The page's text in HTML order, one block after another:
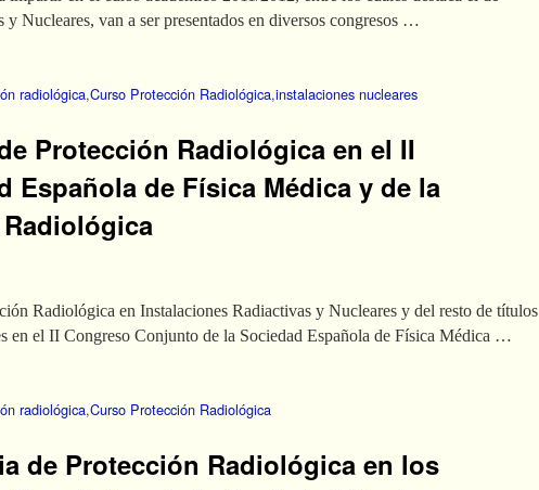
Nucleares, van a ser presentados en diversos congresos …
radiológica,Curso Protección Radiológica,instalaciones nucleares
Protección Radiológica en el II
Española de Física Médica y de la
Radiológica en Instalaciones Radiactivas y Nucleares y del resto de títulos
en el II Congreso Conjunto de la Sociedad Española de Física Médica …
radiológica,Curso Protección Radiológica
de Protección Radiológica en los